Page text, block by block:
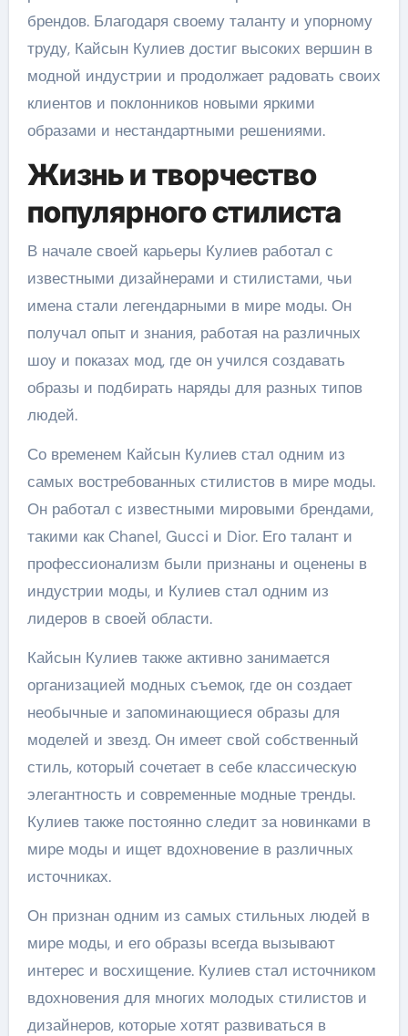
брендов. Благодаря своему таланту и упорному
труду, Кайсын Кулиев достиг высоких вершин в
модной индустрии и продолжает радовать своих
клиентов и поклонников новыми яркими
образами и нестандартными решениями.
Жизнь и творчество
популярного стилиста
В начале своей карьеры Кулиев работал с
известными дизайнерами и стилистами, чьи
имена стали легендарными в мире моды. Он
получал опыт и знания, работая на различных
шоу и показах мод, где он учился создавать
образы и подбирать наряды для разных типов
людей.
Со временем Кайсын Кулиев стал одним из
самых востребованных стилистов в мире моды.
Он работал с известными мировыми брендами,
такими как Chanel, Gucci и Dior. Его талант и
профессионализм были признаны и оценены в
индустрии моды, и Кулиев стал одним из
лидеров в своей области.
Кайсын Кулиев также активно занимается
организацией модных съемок, где он создает
необычные и запоминающиеся образы для
моделей и звезд. Он имеет свой собственный
стиль, который сочетает в себе классическую
элегантность и современные модные тренды.
Кулиев также постоянно следит за новинками в
мире моды и ищет вдохновение в различных
источниках.
Он признан одним из самых стильных людей в
мире моды, и его образы всегда вызывают
интерес и восхищение. Кулиев стал источником
вдохновения для многих молодых стилистов и
дизайнеров, которые хотят развиваться в